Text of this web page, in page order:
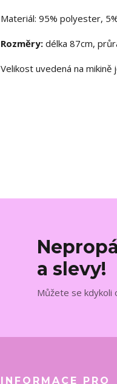
Materiál: 95% polyester,
Rozměry: délka 87cm,
Velikost uvedená na mikině
a slevy!
Můžete se kdykoli
INFORMACE PRO